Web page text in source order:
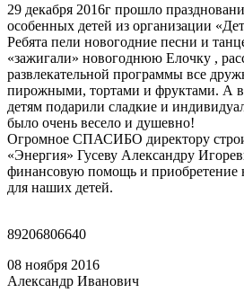
29 декабря 2016г прошло
особенных детей из организации
Ребята пели новогодние песни и
«зажигали» новогоднюю Елочку ,
развлекательной программы все
пирожными, тортами и фруктами. А в
детям подарили сладкие и
было очень весело и душевно!
Огромное СПАСИБО директору
«Энергия» Гусеву Александру
финансовую помощь и приобретение
для наших детей.
89206806640
08 ноября 2016
Александр Иванович